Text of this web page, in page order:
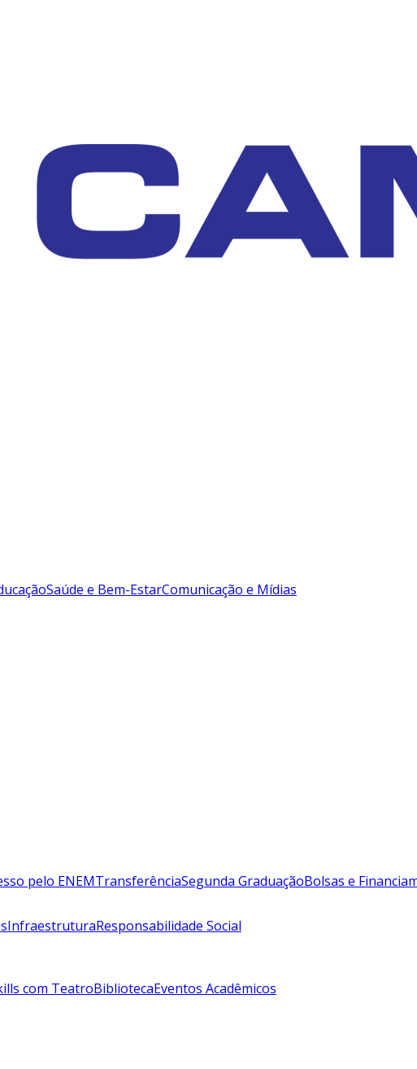
Saúde e Bem-EstarComunicação e Mídias
pelo ENEMTransferênciaSegunda GraduaçãoBolsas e
InfraestruturaResponsabilidade Social
com TeatroBibliotecaEventos Acadêmicos